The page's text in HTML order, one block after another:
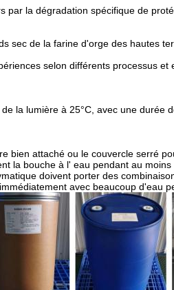
par la dégradation spécifique de
sec de la farine d'orge des hautes
selon différents processus et
la lumière à 25°C, avec une durée
bien attaché ou le couvercle serré
la bouche à l' eau pendant au moins
doivent porter des
avec beaucoup d'eau